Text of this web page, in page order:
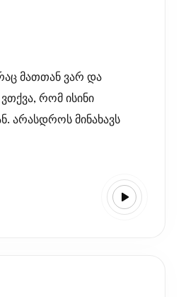
მათთან ვარ და
რომ ისინი
არასდროს მინახავს